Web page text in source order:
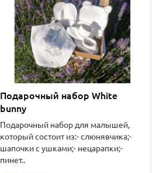
Подарочный набор White
bunny
Подарочный набор для малышей,
который состоит из:- слюнявчика;-
шапочки с ушками;- нецарапки;-
пинет..